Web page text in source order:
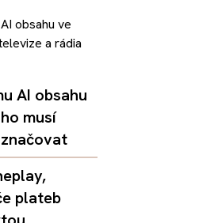
AI obsahu
musí
plateb